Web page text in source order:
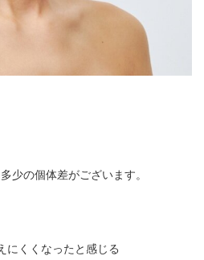
少の個体差がございます。
にくくなったと感じる